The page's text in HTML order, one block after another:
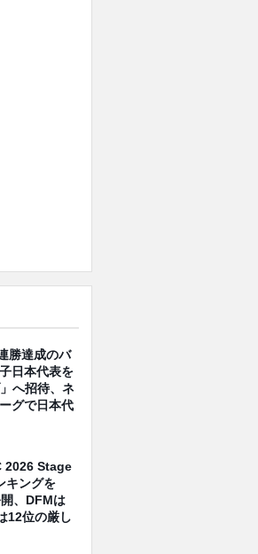
勝達成のバ
日本代表を
へ招待、ネ
グで日本代
2026 Stage
キングを
、DFMは
12位の厳し